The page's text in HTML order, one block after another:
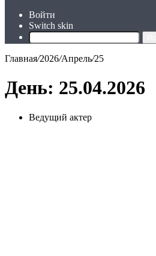
Войти
Switch skin
Главная/2026/Апрель/25
День: 25.04.2026
Ведущий актер